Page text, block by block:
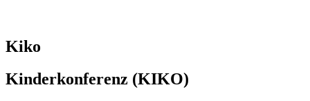
Kiko
Kinderkonferenz (KIKO)